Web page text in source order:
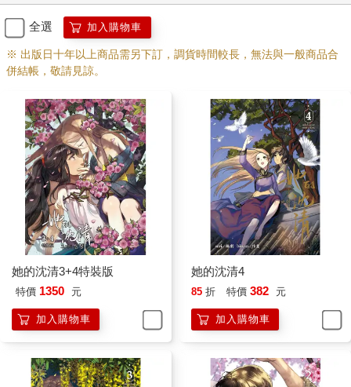
全選 加入購物車
※ 出版日十年以上商品需另下訂，調貨時間較長，無法與一般商品合
併結帳，敬請見諒。
她的沈清3+4特裝版
特價 1350 元
加入購物車
她的沈清4
85 折 特價 382 元
加入購物車